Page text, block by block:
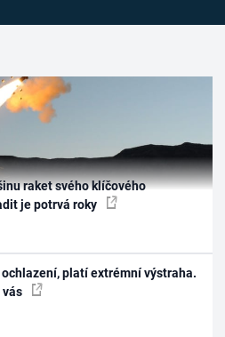
raket svého klíčového
je potrvá roky
ochlazení, platí extrémní výstraha.
vás